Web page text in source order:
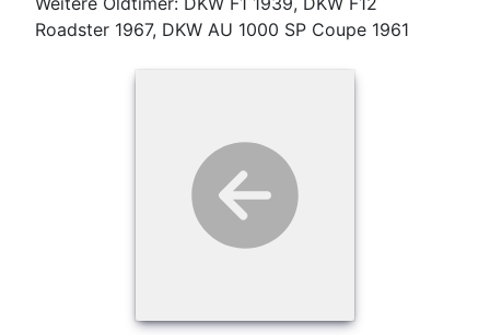
Roadster 1967, DKW AU 1000 SP Coupe 1961